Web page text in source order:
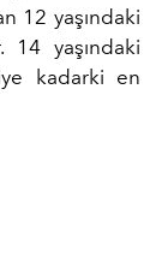
12 yaşındaki
14 yaşındaki
kadarki en